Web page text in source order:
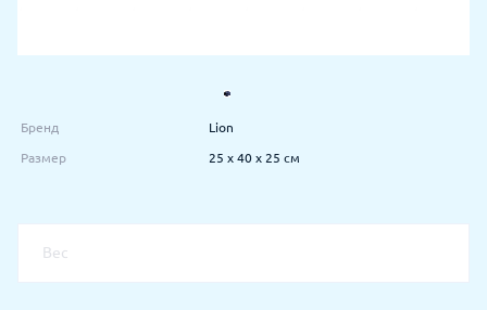
Бренд Lion
Размер 25 х 40 х 25 см
Вес